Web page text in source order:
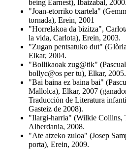
being Earnest), Ibaizabal, 2000.
"Joan-etorriko txartela"
tornada), Erein, 2001
"Horrelakoa da bizitza",
la vida, Carlota), Erein, 2003.
"Zugan pentsatuko dut"
Elkar, 2004.
"Bollikaoak zug@tik"
bollyc@os per tu), Elkar, 2005.
"Bai baina ez baina bai"
Mallolca), Elkar, 2007
Traducción de Literatura
Gasteiz de 2008).
"Ilargi-harria" (Wilkie Collins,
Alberdania, 2008.
"Ate atzeko zuloa" (Josep
porta), Erein, 2009.